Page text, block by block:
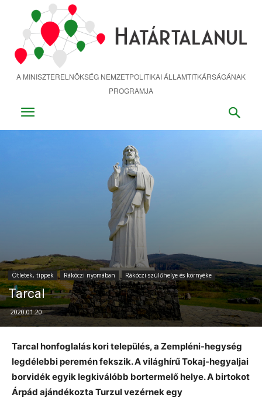
tartalomra
A MINISZTERELNÖKSÉG NEMZETPOLITIKAI ÁLLAMTITKÁRSÁGÁNAK
PROGRAMJA
Ötletek, tippek Rákóczi nyomában Rákóczi szülőhelye és környéke
Tarcal
2020.01.20.
Tarcal honfoglalás kori település, a Zempléni-hegység
legdélebbi peremén fekszik. A világhírű Tokaj-hegyaljai
borvidék egyik legkiválóbb bortermelő helye. A birtokot
Árpád ajándékozta Turzul vezérnek egy